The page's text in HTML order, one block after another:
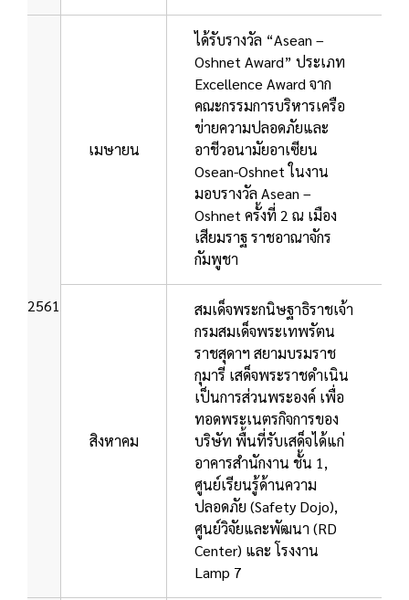
2561
เมษายน
ได้รับรางวัล “Asean –
Oshnet Award” ประเภท
Excellence Award จาก
คณะกรรมการบริหารเครือ
ข่ายความปลอดภัยและ
อาชีวอนามัยอาเซียน
Osean-Oshnet ในงาน
มอบรางวัล Asean –
Oshnet ครั้งที่ 2 ณ เมือง
เสียมราฐ ราชอาณาจักร
กัมพูชา
สิงหาคม
สมเด็จพระกนิษฐาธิราชเจ้า
กรมสมเด็จพระเทพรัตน
ราชสุดาฯ สยามบรมราช
กุมารี เสด็จพระราชดำเนิน
เป็นการส่วนพระองค์ เพื่อ
ทอดพระเนตรกิจการของ
บริษัท พื้นที่รับเสด็จได้แก่
อาคารสำนักงาน ชั้น 1,
ศูนย์เรียนรู้ด้านความ
ปลอดภัย (Safety Dojo),
ศูนย์วิจัยและพัฒนา (RD
Center) และ โรงงาน
Lamp 7